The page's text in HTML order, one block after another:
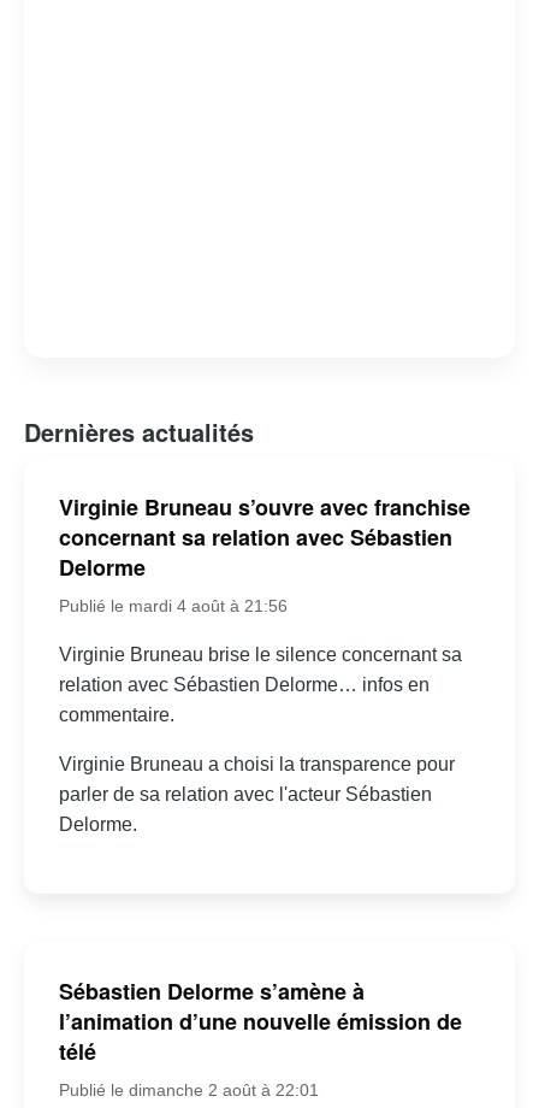
Dernières actualités
Virginie Bruneau s’ouvre avec franchise
concernant sa relation avec Sébastien
Delorme
Publié le mardi 4 août à 21:56
Virginie Bruneau brise le silence concernant sa
relation avec Sébastien Delorme… infos en
commentaire.
Virginie Bruneau a choisi la transparence pour
parler de sa relation avec l'acteur Sébastien
Delorme.
Sébastien Delorme s’amène à
l’animation d’une nouvelle émission de
télé
Publié le dimanche 2 août à 22:01